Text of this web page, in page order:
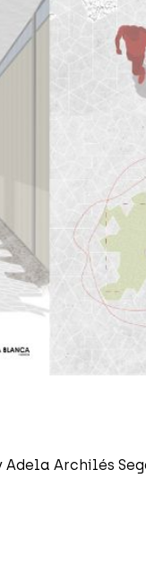
Adela Archilés